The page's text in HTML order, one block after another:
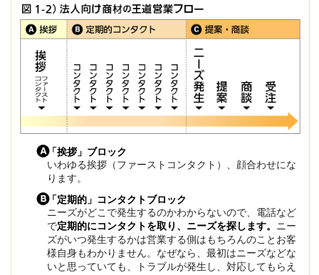
「挨拶」ブロック
いわゆる挨拶（ファーストコンタクト）、顔合わせにな
ります。
「定期的」コンタクトブロック
ニーズがどこで発生するのかわからないので、電話など
で定期的にコンタクトを取り、ニーズを探します。 ニー
ズがいつ発生するかは営業する側はもちろんのことお客
様自身もわかりません。なぜなら、最初はニーズなどな
いと思っていても、トラブルが発生し、対応してもらえ